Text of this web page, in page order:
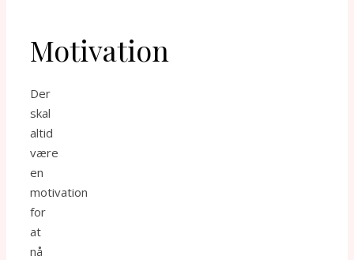
Motivation
Der
skal
altid
være
en
motivation
for
at
nå